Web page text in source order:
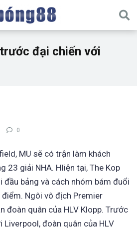
đại chiến với
0
MU sẽ có trận làm khách
23 giải NHA. HIiện tại, The Kop
bảng và cách nhóm bám đuổi
Ngôi vô địch Premier
đoàn quân của HLV Klopp. Trước
Liverpool, đoàn quân của HLV